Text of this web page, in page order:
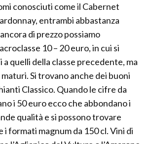
conosciuti come il Cabernet
entrambi abbastanza
di prezzo possiamo
10 – 20 euro, in cui si
quelli della classe precedente, ma
Si trovano anche dei buoni
Classico. Quando le cifre da
i 50 euro ecco che abbondano i
qualità e si possono trovare
formati magnum da 150 cl. Vini di